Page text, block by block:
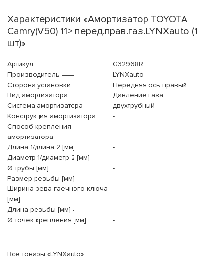
Характеристики «Амортизатор TOYOTA
Camry(V50) 11> перед.прав.газ.LYNXauto (1
шт)»
Артикул
G32968R
Производитель
LYNXauto
Сторона установки
Передняя ось правый
Вид амортизатора
Давление газа
Система амортизатора
двухтрубный
Конструкция амортизатора
-
Способ крепления
амортизатора
-
Длина 1/длина 2 [мм]
-
Диаметр 1/диаметр 2 [мм]
-
Ø трубы [мм]
-
Размер резьбы [мм]
-
Ширина зева гаечного ключа
[мм]
-
Длина резьбы [мм]
-
Ø точек крепления [мм]
-
Все товары «LYNXauto»